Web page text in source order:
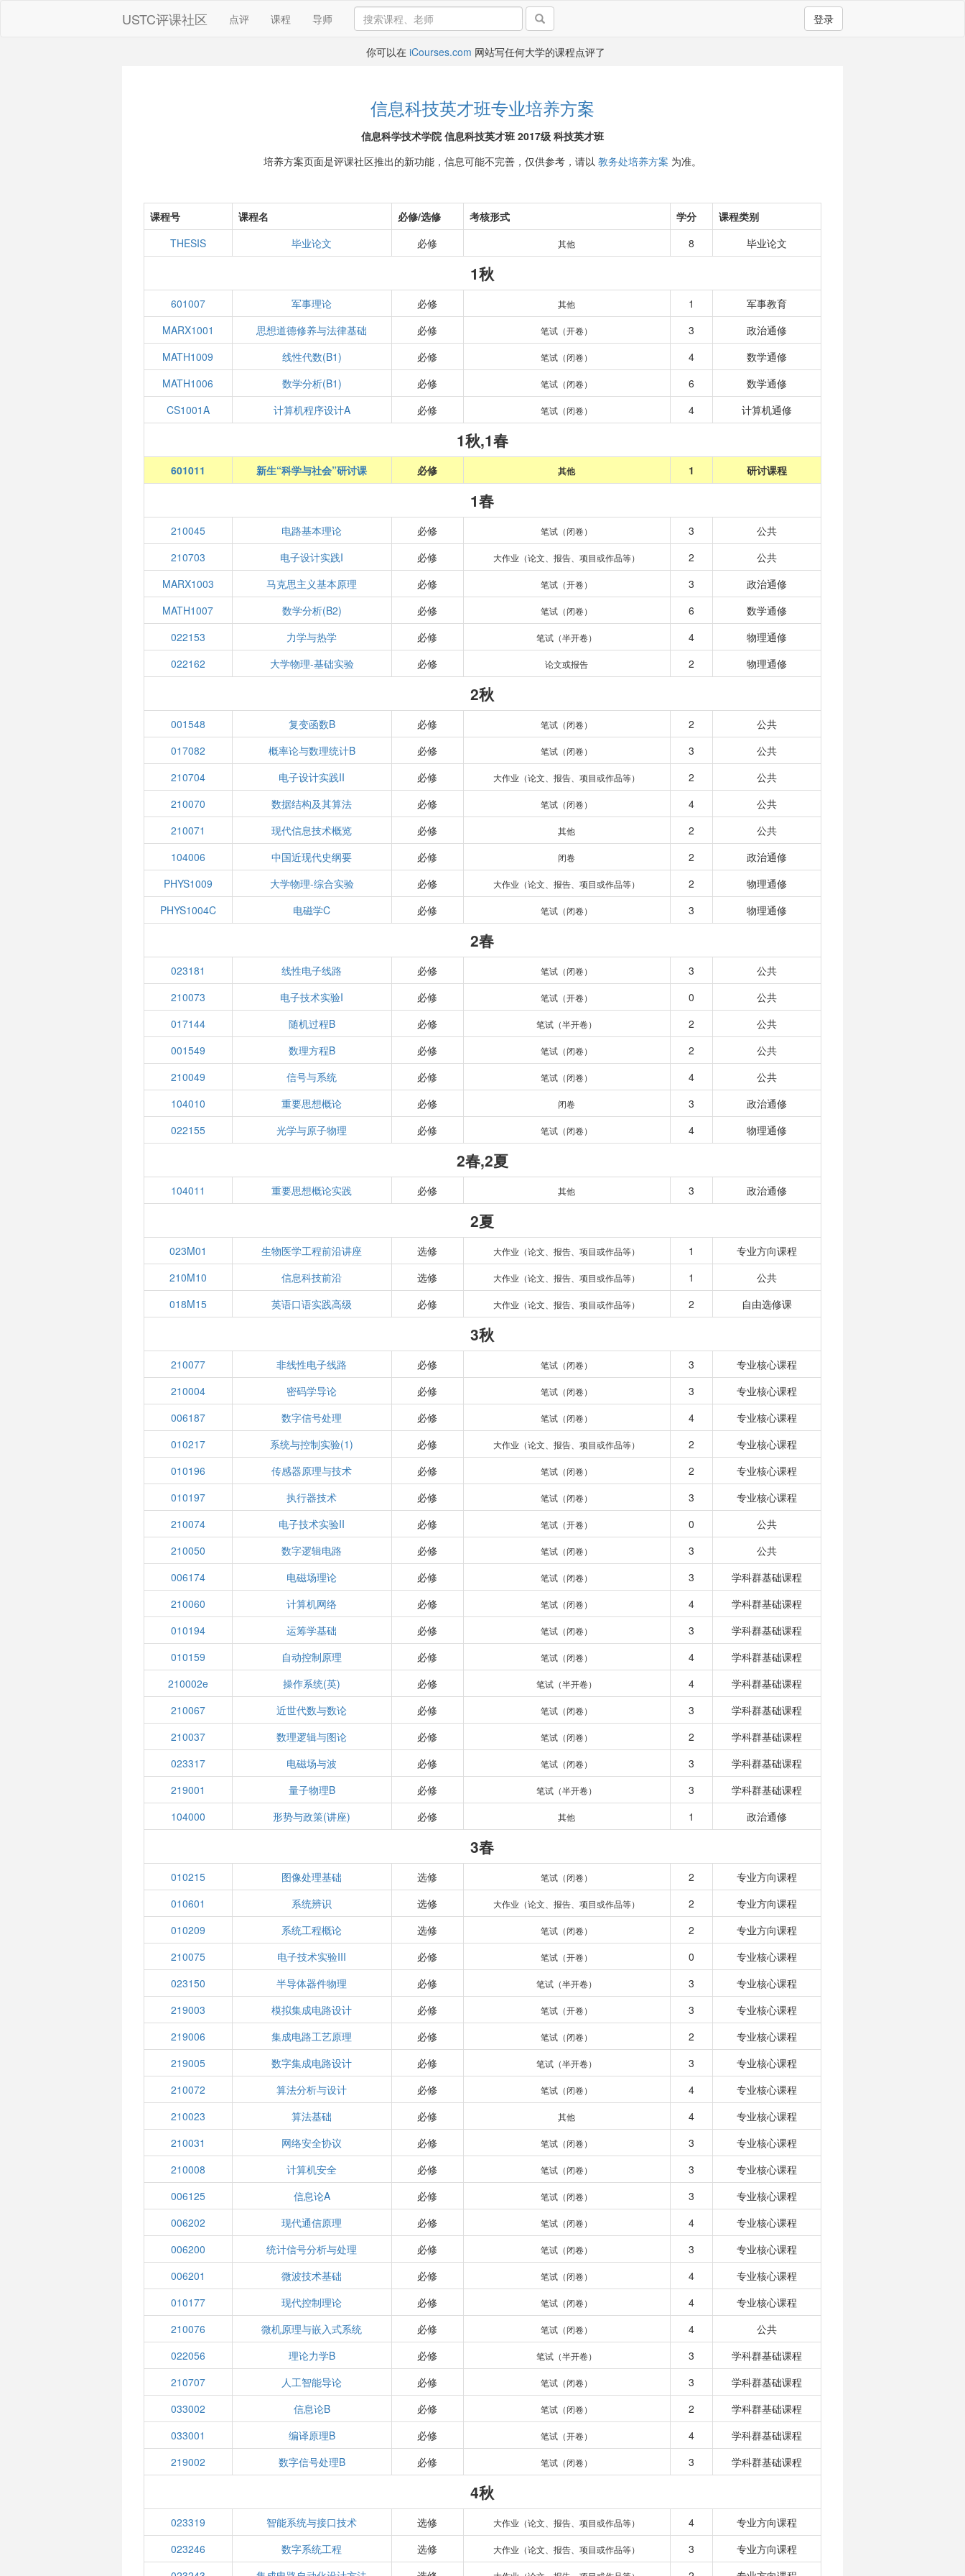
USTC评课社区 点评 课程 导师 登录
你可以在 iCourses.com 网站写任何大学的课程点评了
信息科技英才班专业培养方案
信息科学技术学院 信息科技英才班 2017级 科技英才班
培养方案页面是评课社区推出的新功能，信息可能不完善，仅供参考，请以 教务处培养方案 为准。
课程号 课程名 必修/选修 考核形式 学分
课程类别
THESIS
毕业论文 必修 其他 8 毕业论文
1秋
601007 军事理论 必修 其他 1
军事教育
MARX1001
思想道德修养与法律基础 必修 笔试（开卷） 3
政治通修
MATH1009
线性代数(B1) 必修 笔试（闭卷） 4
数学通修
MATH1006
数学分析(B1) 必修 笔试（闭卷） 6
数学通修
CS1001A
计算机程序设计A 必修 笔试（闭卷） 4 计算机通修
1秋,1春
601011 新生“科学与社会”研讨课 必修 其他 1 研讨课程
1春
210045 电路基本理论 必修 笔试（闭卷） 3
公共
210703
电子设计实践I 必修 大作业（论文、报告、项目或作品等） 2
公共
MARX1003
马克思主义基本原理 必修 笔试（开卷） 3
政治通修
MATH1007
数学分析(B2) 必修 笔试（闭卷） 6
数学通修
022153
力学与热学 必修 笔试（半开卷） 4
物理通修
022162
大学物理-基础实验 必修 论文或报告 2 物理通修
2秋
001548 复变函数B 必修 笔试（闭卷） 2
公共
017082
概率论与数理统计B 必修 笔试（闭卷） 3
公共
210704
电子设计实践II 必修 大作业（论文、报告、项目或作品等） 2
公共
210070
数据结构及其算法 必修 笔试（闭卷） 4
公共
210071
现代信息技术概览 必修 其他 2
公共
104006
中国近现代史纲要 必修 闭卷 2
政治通修
PHYS1009
大学物理-综合实验 必修 大作业（论文、报告、项目或作品等） 2
物理通修
PHYS1004C
电磁学C 必修 笔试（闭卷） 3 物理通修
2春
023181 线性电子线路 必修 笔试（闭卷） 3
公共
210073
电子技术实验I 必修 笔试（开卷） 0
公共
017144
随机过程B 必修 笔试（半开卷） 2
公共
001549
数理方程B 必修 笔试（闭卷） 2
公共
210049
信号与系统 必修 笔试（闭卷） 4
公共
104010
重要思想概论 必修 闭卷 3
政治通修
022155
光学与原子物理 必修 笔试（闭卷） 4 物理通修
2春,2夏
104011 重要思想概论实践 必修 其他 3 政治通修
2夏
023M01 生物医学工程前沿讲座 选修 大作业（论文、报告、项目或作品等） 1
专业方向课程
210M10
信息科技前沿 选修 大作业（论文、报告、项目或作品等） 1
公共
018M15
英语口语实践高级 必修 大作业（论文、报告、项目或作品等） 2 自由选修课
3秋
210077 非线性电子线路 必修 笔试（闭卷） 3
专业核心课程
210004
密码学导论 必修 笔试（闭卷） 3
专业核心课程
006187
数字信号处理 必修 笔试（闭卷） 4
专业核心课程
010217
系统与控制实验(1) 必修 大作业（论文、报告、项目或作品等） 2
专业核心课程
010196
传感器原理与技术 必修 笔试（闭卷） 2
专业核心课程
010197
执行器技术 必修 笔试（闭卷） 3
专业核心课程
210074
电子技术实验II 必修 笔试（开卷） 0
公共
210050
数字逻辑电路 必修 笔试（闭卷） 3
公共
006174
电磁场理论 必修 笔试（闭卷） 3
学科群基础课程
210060
计算机网络 必修 笔试（闭卷） 4
学科群基础课程
010194
运筹学基础 必修 笔试（闭卷） 3
学科群基础课程
010159
自动控制原理 必修 笔试（闭卷） 4
学科群基础课程
210002e
操作系统(英) 必修 笔试（半开卷） 4
学科群基础课程
210067
近世代数与数论 必修 笔试（闭卷） 3
学科群基础课程
210037
数理逻辑与图论 必修 笔试（闭卷） 2
学科群基础课程
023317
电磁场与波 必修 笔试（闭卷） 3
学科群基础课程
219001
量子物理B 必修 笔试（半开卷） 3
学科群基础课程
104000
形势与政策(讲座) 必修 其他 1 政治通修
3春
010215 图像处理基础 选修 笔试（闭卷） 2
专业方向课程
010601
系统辨识 选修 大作业（论文、报告、项目或作品等） 2
专业方向课程
010209
系统工程概论 选修 笔试（闭卷） 2
专业方向课程
210075
电子技术实验III 必修 笔试（开卷） 0
专业核心课程
023150
半导体器件物理 必修 笔试（半开卷） 3
专业核心课程
219003
模拟集成电路设计 必修 笔试（开卷） 3
专业核心课程
219006
集成电路工艺原理 必修 笔试（闭卷） 2
专业核心课程
219005
数字集成电路设计 必修 笔试（半开卷） 3
专业核心课程
210072
算法分析与设计 必修 笔试（闭卷） 4
专业核心课程
210023
算法基础 必修 其他 4
专业核心课程
210031
网络安全协议 必修 笔试（闭卷） 3
专业核心课程
210008
计算机安全 必修 笔试（闭卷） 3
专业核心课程
006125
信息论A 必修 笔试（闭卷） 3
专业核心课程
006202
现代通信原理 必修 笔试（闭卷） 4
专业核心课程
006200
统计信号分析与处理 必修 笔试（闭卷） 3
专业核心课程
006201
微波技术基础 必修 笔试（闭卷） 4
专业核心课程
010177
现代控制理论 必修 笔试（闭卷） 4
专业核心课程
210076
微机原理与嵌入式系统 必修 笔试（闭卷） 4
公共
022056
理论力学B 必修 笔试（半开卷） 3
学科群基础课程
210707
人工智能导论 必修 笔试（闭卷） 3
学科群基础课程
033002
信息论B 必修 笔试（闭卷） 2
学科群基础课程
033001
编译原理B 必修 笔试（开卷） 4
学科群基础课程
219002
数字信号处理B 必修 笔试（闭卷） 3 学科群基础课程
4秋
023319 智能系统与接口技术 选修 大作业（论文、报告、项目或作品等） 4
专业方向课程
023246
数字系统工程 选修 大作业（论文、报告、项目或作品等） 3
专业方向课程